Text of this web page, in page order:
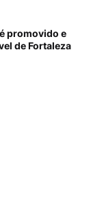
promovido e
de Fortaleza